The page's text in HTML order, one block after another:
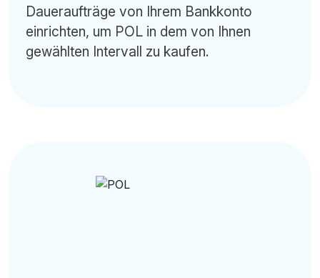
Daueraufträge von Ihrem Bankkonto
einrichten, um POL in dem von Ihnen
gewählten Intervall zu kaufen.